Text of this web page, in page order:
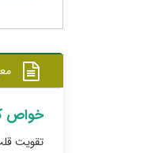
خواص
تقویت